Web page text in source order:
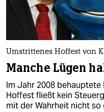
Umstrittenes Hoffest von
Manche Lügen
Im Jahr 2008 behauptete
Hoffest fließt kein
mit der Wahrheit nicht so